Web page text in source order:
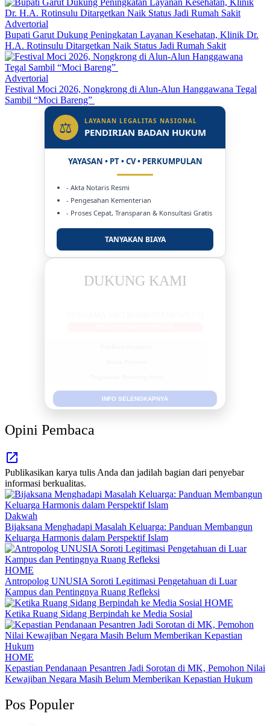
Advertorial
Bupati Garut Dukung Peningkatan Layanan Kesehatan, Klinik Dr.
H.A. Rotinsulu Ditargetkan Naik Status Jadi Rumah Sakit
Advertorial
Festival Moci 2026, Nongkrong di Alun-Alun Hanggawana Tegal
Sambil “Moci Bareng”
⚖ LAYANAN LEGALITAS NASIONAL
PENDIRIAN BADAN HUKUM
YAYASAN • PT • CV • PERKUMPULAN
- Akta Notaris Resmi
- Pengesahan Kementerian
- Proses Cepat, Transparan & Konsultasi Gratis
TANYAKAN BIAYA
DUKUNG KAMI
INFO SELENGKAPNYA
Opini Pembaca
Publikasikan karya tulis Anda dan jadilah bagian dari penyebar
informasi berkualitas.
Dakwah
Bijaksana Menghadapi Masalah Keluarga: Panduan Membangun
Keluarga Harmonis dalam Perspektif Islam
HOME
Antropolog UNUSIA Soroti Legitimasi Pengetahuan di Luar
Kampus dan Pentingnya Ruang Refleksi
HOME
Ketika Ruang Sidang Berpindah ke Media Sosial
HOME
Kepastian Pendanaan Pesantren Jadi Sorotan di MK, Pemohon Nilai
Kewajiban Negara Masih Belum Memberikan Kepastian Hukum
Pos Populer